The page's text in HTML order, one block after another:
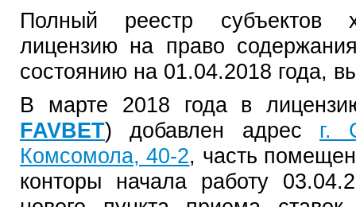
Полный реестр субъектов
лицензию на право
состоянию на 01.04.2018 года,
В марте 2018 года в
FAVBET) добавлен адрес г.
Комсомола, 40-2, часть
конторы начала работу